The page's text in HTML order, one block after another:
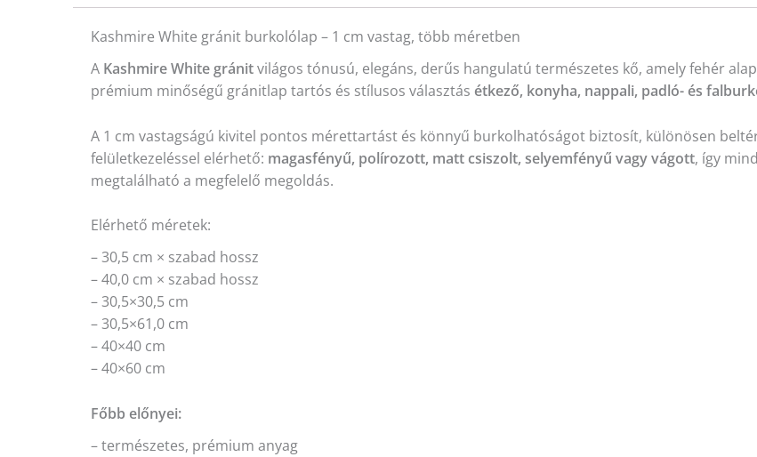
Kashmire White gránit burkolólap – 1 cm vastag, több méretben
A Kashmire White gránitvilágos tónusú, elegáns, derűs hangulatú természetes kő, amely fehér
prémium minőségű gránitlap tartós és stílusos választás étkező, konyha, nappali, padló- és
A 1 cm vastagságú kivitel pontos mérettartást és könnyű burkolhatóságot biztosít, különösen
felületkezeléssel elérhető: magasfényű, polírozott, matt csiszolt, selyemfényű vagy vágott, így
megtalálható a megfelelő megoldás.
Elérhető méretek:
– 30,5 cm × szabad hossz
– 40,0 cm × szabad hossz
– 30,5×30,5 cm
– 30,5×61,0 cm
– 40×40 cm
– 40×60 cm
Főbb előnyei:
– természetes, prémium anyag